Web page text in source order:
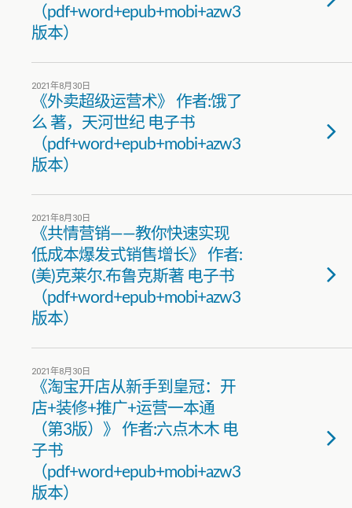
（pdf+word+epub+mobi+azw3
版本）
2021年8月30日
《外卖超级运营术》 作者:饿了
么 著，天河世纪 电子书
（pdf+word+epub+mobi+azw3
版本）
2021年8月30日
《共情营销——教你快速实现
低成本爆发式销售增长》 作者:
(美)克莱尔.布鲁克斯著 电子书
（pdf+word+epub+mobi+azw3
版本）
2021年8月30日
《淘宝开店从新手到皇冠：开
店+装修+推广+运营一本通
（第3版）》 作者:六点木木 电
子书
（pdf+word+epub+mobi+azw3
版本）